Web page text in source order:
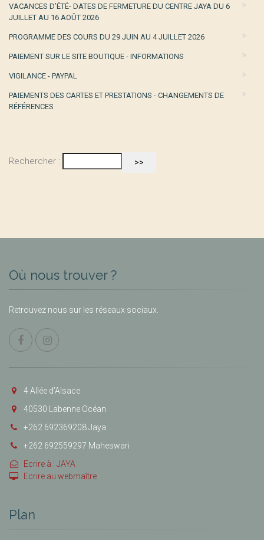
VACANCES D’ÉTÉ- DATES DE FERMETURE DU CENTRE JAYA DU 6
JUILLET AU 16 AOÛT 2026
PROGRAMME DES COURS DU 29 JUIN AU 4 JUILLET 2026
PAIEMENT SUR LE SITE BOUTIQUE - INFORMATIONS
VIGILANCE - PAYPAL
PAIEMENTS DES CARTES ET PRESTATIONS - CHANGEMENTS DE
RÉFÉRENCES
Rechercher :
Où nous trouver ?
Retrouvez nous sur les réseaux sociaux.
4 Allée d’Alsace
40530 Labenne Océan
+262 692369208 Jaya
+262 692559297 Maheswari
Ecrire à : JAYA
Ecrire au webmaître
Plan